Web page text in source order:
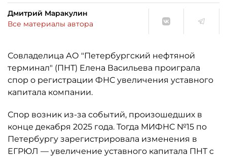
Дмитрий Маракулин
Все материалы автора
Совладелица АО "Петербургский нефтяной
терминал" (ПНТ) Елена Васильева проиграла
спор о регистрации ФНС увеличения уставного
капитала компании.
Спор возник из-за событий, произошедших в
конце декабря 2025 года. Тогда МИФНС №15 по
Петербургу зарегистрировала изменения в
ЕГРЮЛ — увеличение уставного капитала ПНТ с